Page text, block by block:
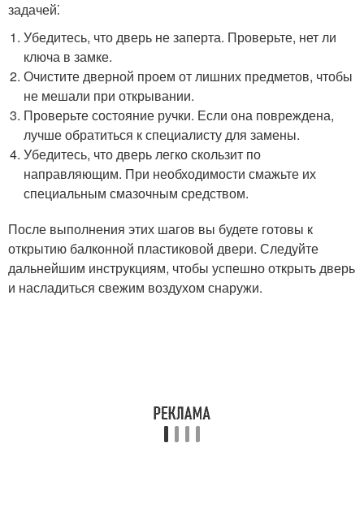
задачей⁚
Убедитесь, что дверь не заперта.​ Проверьте, нет ли
ключа в замке.​
Очистите дверной проем от лишних предметов, чтобы
не мешали при открывании.​
Проверьте состояние ручки.​ Если она повреждена,
лучше обратиться к специалисту для замены.​
Убедитесь, что дверь легко скользит по
направляющим.​ При необходимости смажьте их
специальным смазочным средством.​
После выполнения этих шагов вы будете готовы к
открытию балконной пластиковой двери.​ Следуйте
дальнейшим инструкциям, чтобы успешно открыть дверь
и насладиться свежим воздухом снаружи.​